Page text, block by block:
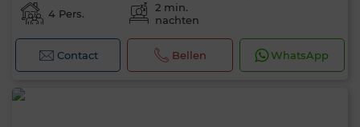
4 Pers.
2 min.
nachten
Contact Bellen WhatsApp